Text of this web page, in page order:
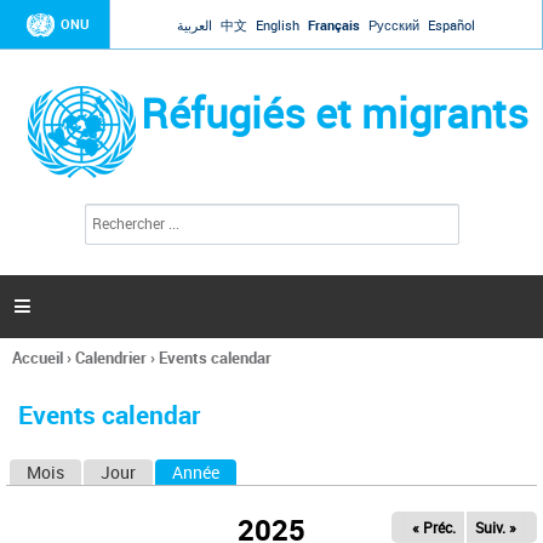
Jump to navigation
ONU العربية 中文 English Français Русский Español
Réfugiés et migrants
l
c
h
e

Vous
ici
Accueil›Calendrier› Events calendar
Events calendar
Mois Jour Année
2025 « Préc. Suiv. »